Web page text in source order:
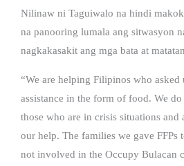
Nilinaw ni Taguiwalo na hindi
na panooring lumala ang sitwasyon
nagkakasakit ang mga bata at
“We are helping Filipinos who asked
assistance in the form of food. We
those who are in crisis situations and
our help. The families we gave FFPs
not involved in the Occupy Bulacan